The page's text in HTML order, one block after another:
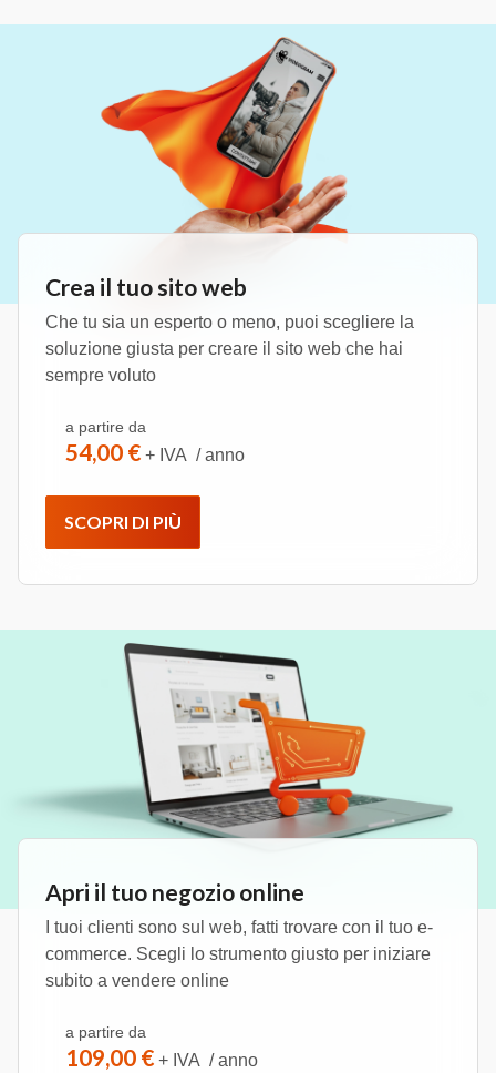
Crea il tuo sito web
Che tu sia un esperto o meno, puoi scegliere la
soluzione giusta per creare il sito web che hai
sempre voluto
a partire da
54,00 € + IVA / anno
SCOPRI DI PIÙ
Apri il tuo negozio online
I tuoi clienti sono sul web, fatti trovare con il tuo e-
commerce. Scegli lo strumento giusto per iniziare
subito a vendere online
a partire da
109,00 € + IVA / anno